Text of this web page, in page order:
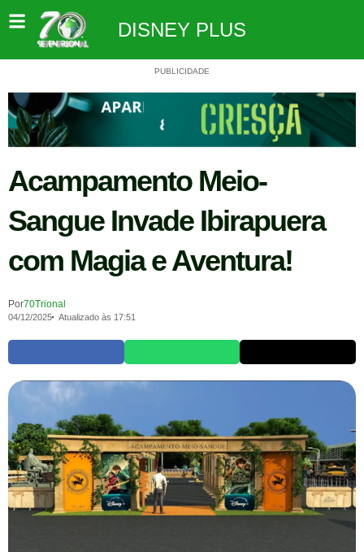
DISNEY PLUS
PUBLICIDADE
Acampamento Meio-
Sangue Invade Ibirapuera
com Magia e Aventura!
Por70Trional
04/12/2025 Atualizado às 17:51